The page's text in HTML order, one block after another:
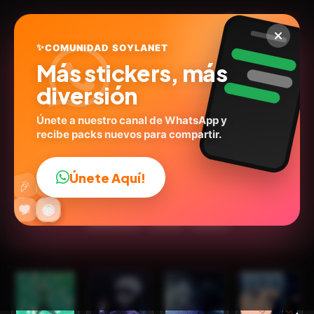
JUJUTSU KAISEN
@nyzinha ID:
30stickers Animados
😎
😂
🔥
💬
❤️ ✨
🤩
😜
🎉 👍
✨COMUNIDAD SOYLANET
Más stickers, más
diversión
Únete a nuestro canal de WhatsApp y
recibe packs nuevos para compartir.
Únete Aquí!